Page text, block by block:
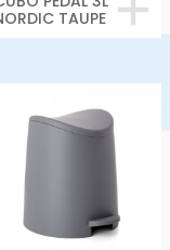
TAUPE